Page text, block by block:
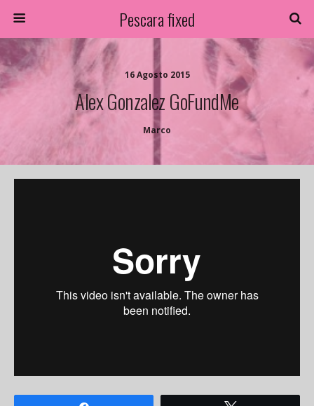
Pescara fixed
16 Agosto 2015
Alex Gonzalez GoFundMe
Marco